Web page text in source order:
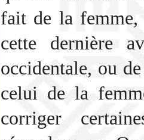
fait de la femme,
cette dernière
occidentale, ou
celui de la
corriger